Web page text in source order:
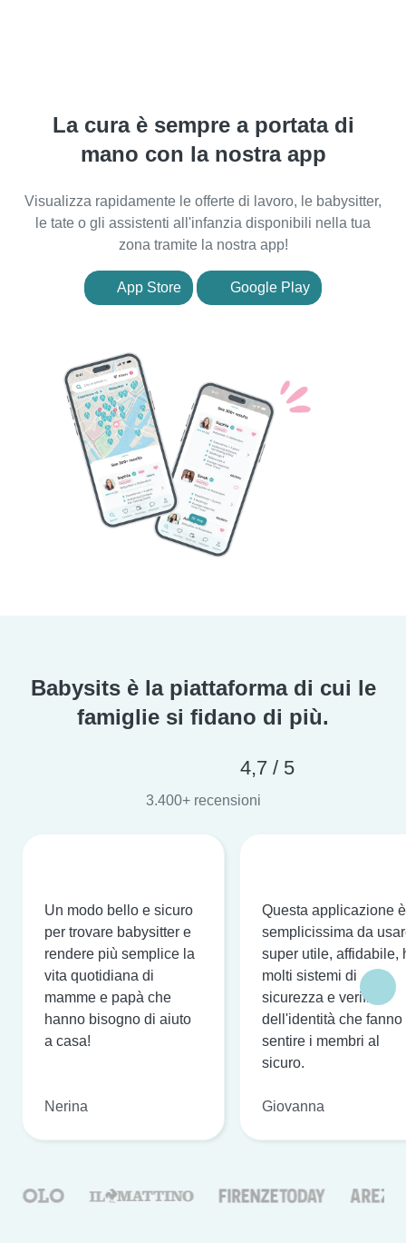
La cura è sempre a portata di
mano con la nostra app
Visualizza rapidamente le offerte di lavoro, le babysitter,
le tate o gli assistenti all'infanzia disponibili nella tua
zona tramite la nostra app!
App Store Google Play
Babysits è la piattaforma di cui le
famiglie si fidano di più.
4,7 / 5
3.400+ recensioni
Un modo bello e sicuro
per trovare babysitter e
rendere più semplice la
vita quotidiana di
mamme e papà che
hanno bisogno di aiuto
a casa!
Nerina
Questa applicazione è
semplicissima da
super utile, affidabile,
molti sistemi di
sicurezza e verifica
dell'identità che fanno
sentire i membri al
sicuro.
Giovanna